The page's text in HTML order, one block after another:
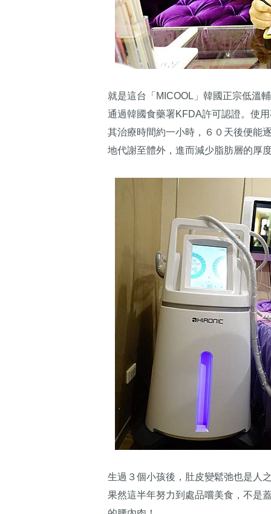
就是這台「MICOOL」韓國正宗低溫
通過韓國食藥署KFDA許可認證。使
其治療時間約一小時，６０天後便能
地代謝至體外，進而減少脂肪層的厚
生過３個小孩後，肚皮變鬆弛也是人
果然這半年努力到處品嚐美食，不是